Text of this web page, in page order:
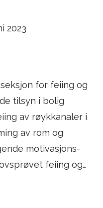
2023
for feiing og
tilsyn i bolig
av røykkanaler i
av rom og
motivasjons-
feiing og…